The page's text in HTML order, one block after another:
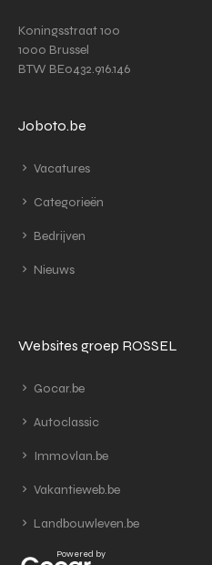
Koningsstraat 100
1000 Brussel
BTW BE0432.916.146
Joboto.be
Vacatures
Categorieën
Bedrijven
Nieuws
Websites groep ROSSEL
Gocar.be
Autoclassic
Immovlan.be
Vakantieweb.be
Landbouwleven.be
Powered by